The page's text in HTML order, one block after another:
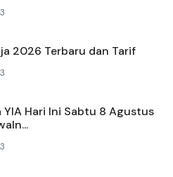
3
2026 Terbaru dan Tarif
3
YIA Hari Ini Sabtu 8 Agustus
3